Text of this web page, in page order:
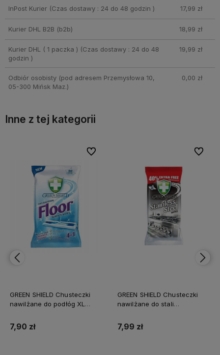
InPost Kurier (Czas dostawy : 24 do 48 godzin ) 17,99 zł
Kurier DHL B2B (b2b) 18,99 zł
Kurier DHL ( 1 paczka ) (Czas dostawy : 24 do 48
godzin )
19,99 zł
Odbiór osobisty (pod adresem Przemysłowa 10,
05-300 Mińsk Maz.)
0,00 zł
Inne z tej kategorii
GREEN SHIELD Chusteczki
nawilżane do podłóg XL
7,90 zł
Do ulubionych
Do ulubionych
GREEN SHIELD Chusteczki
nawilżane do stali
7,99 zł
Do
Do